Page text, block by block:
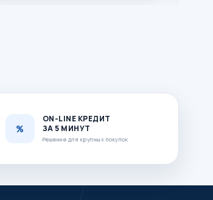
ON-LINE КРЕДИТ
ЗА 5 МИНУТ
Решение для крупных покупок